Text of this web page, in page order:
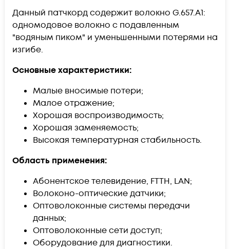
Данный патчкорд содержит волокно G.657.А1:
одномодовое волокно с подавленным
"водяным пиком" и уменьшенными потерями на
изгибе.
Основные характеристики:
Малые вносимые потери;
Малое отражение;
Хорошая воспроизводимость;
Хорошая заменяемость;
Высокая температурная стабильность.
Область применения:
Абонентское телевидение, FTTH, LAN;
Волоконо-оптические датчики;
Оптоволоконные системы передачи
данных;
Оптоволоконные сети доступ;
Оборудование для диагностики.